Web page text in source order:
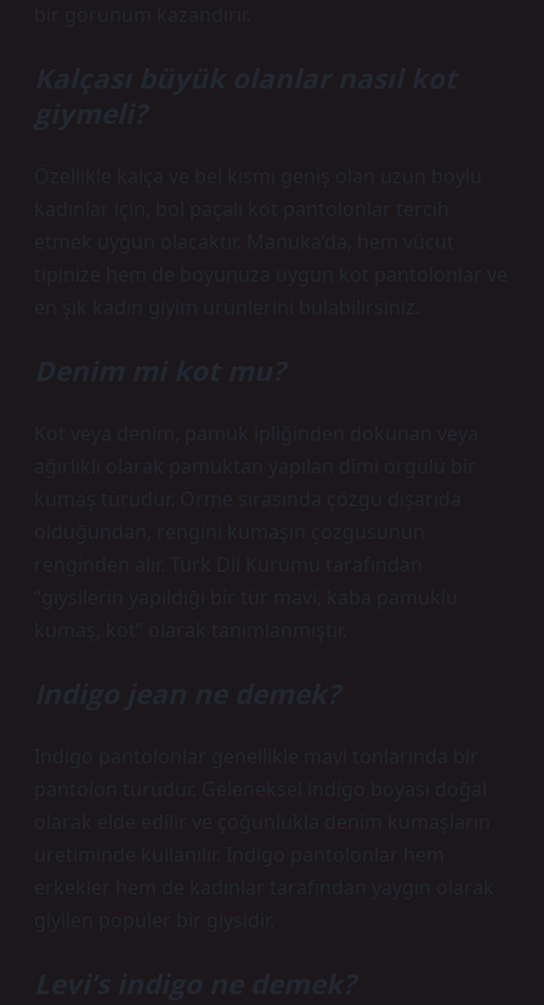
bir görünüm kazandırır.
Kalçası büyük olanlar nasıl kot
giymeli?
Özellikle kalça ve bel kısmı geniş olan uzun boylu
kadınlar için, bol paçalı kot pantolonlar tercih
etmek uygun olacaktır. Manuka’da, hem vücut
tipinize hem de boyunuza uygun kot pantolonlar ve
en şık kadın giyim ürünlerini bulabilirsiniz.
Denim mi kot mu?
Kot veya denim, pamuk ipliğinden dokunan veya
ağırlıklı olarak pamuktan yapılan dimi örgülü bir
kumaş türüdür. Örme sırasında çözgü dışarıda
olduğundan, rengini kumaşın çözgüsünün
renginden alır. Türk Dil Kurumu tarafından
“giysilerin yapıldığı bir tür mavi, kaba pamuklu
kumaş, kot” olarak tanımlanmıştır.
Indigo jean ne demek?
Indigo pantolonlar genellikle mavi tonlarında bir
pantolon türüdür. Geleneksel indigo boyası doğal
olarak elde edilir ve çoğunlukla denim kumaşların
üretiminde kullanılır. Indigo pantolonlar hem
erkekler hem de kadınlar tarafından yaygın olarak
giyilen popüler bir giysidir.
Levi’s indigo ne demek?